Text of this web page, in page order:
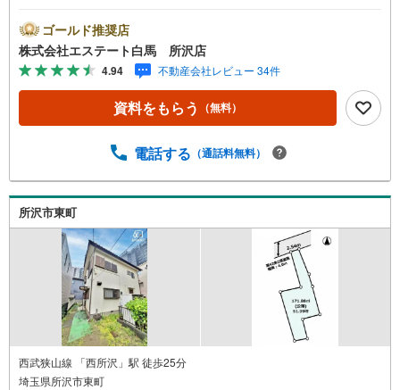
や学費等も含めてシミュレーションをご提案できます2.物
件情報が豊富所沢市を中心にたくさんの情報をご用意して
おります。インターネット広告前の物件も多数取り揃えて
おります。お客様のご希望エリアをお申し付けください。
3.自社グループでリフォーム、新築請負所沢店の3階はリフ
ォーム、注文建築部門の相談スペースです。一級建築士を
て、リフォームや注文建築についてご相談頂けます4.年中
～19:00 この時間はお電話でのお問合わせがスムーズです
5.お子様連れでおこしくださいキッズスペース、授乳室、
オムツ替えベッド、アンパンマンジュースをご用意してお
ります。ご見学ご希望の方は、右上の“室内・現地を見学す
る（無料）をボタンからご予約ください。
ゴールド推奨店
株式会社エステート白馬 所沢店
4.94 不動産会社レビュー 34件
資料をもらう （無料）
電話する （通話料無料）
所沢市東町
西武狭山線 「西所沢」駅 徒歩25分
埼玉県所沢市東町